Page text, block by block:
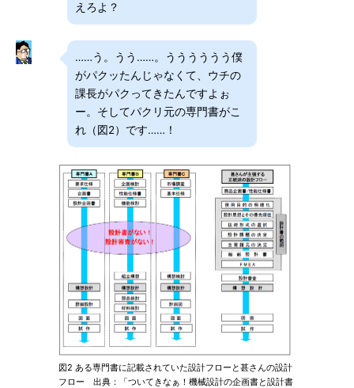
えろよ？
……う。うう……。うううううう僕
がパクッたんじゃなくて、ウチの
課長がパクってきたんですよぉ
ー。そしてパクリ元の専門書がこ
れ（図2）です……！
図2 ある専門書に記載されていた設計フローと甚さんの設計
フロー 出典：「ついてきなぁ！機械設計の企画書と設計書